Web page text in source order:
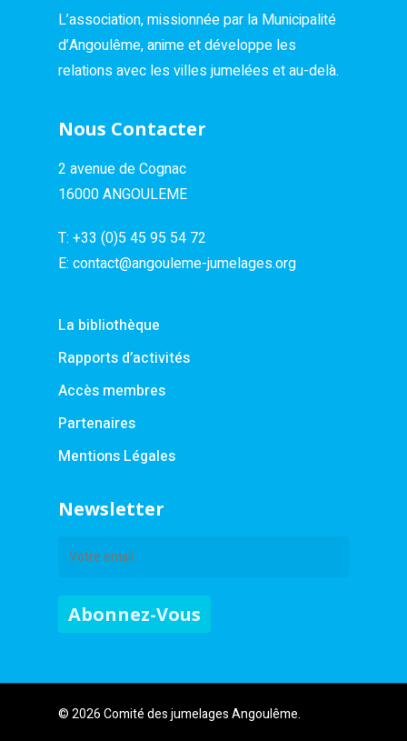
L’association, missionnée par la Municipalité
d’Angoulême, anime et développe les
relations avec les villes jumelées et au-delà.
Nous Contacter
2 avenue de Cognac
16000 ANGOULEME
T: +33 (0)5 45 95 54 72
E: contact@angouleme-jumelages.org
La bibliothèque
Rapports d’activités
Accès membres
Partenaires
Mentions Légales
Newsletter
© 2026 Comité des jumelages Angoulême.